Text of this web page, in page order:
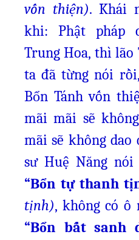
vốn thiện). Khái
khi: Phật pháp
Trung Hoa, thì lão
ta đã từng nói
Bổn Tánh vốn
mãi mãi sẽ
mãi sẽ không dao
sư Huệ Năng nói
“Bổn tự thanh
tịnh), không có ô
“Bổn bất sanh